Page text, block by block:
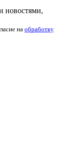
новостями,
на обработку